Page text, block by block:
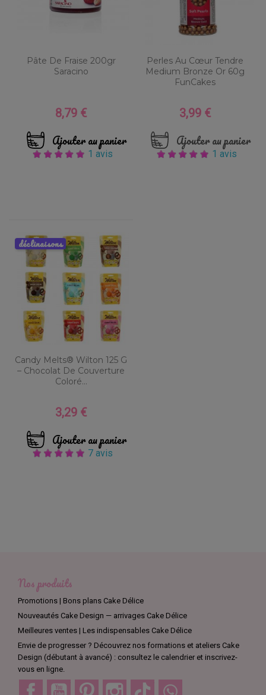
Pâte De Fraise 200gr
Saracino
Prix
8,79 €
Ajouter au panier
1 avis
Perles Au Cœur Tendre
Medium Bronze Or 60g
FunCakes
Prix
3,99 €
Ajouter au panier
1 avis
Candy Melts® Wilton 125 G
– Chocolat De Couverture
Coloré...
Prix
3,29 €
Ajouter au panier
7 avis
déclinaisons
Nos produits
Promotions | Bons plans Cake Délice
Nouveautés Cake Design — arrivages Cake Délice
Meilleures ventes | Les indispensables Cake Délice
Envie de progresser ? Découvrez nos formations et ateliers Cake
Design (débutant à avancé) : consultez le calendrier et inscrivez-
vous en ligne.
Facebook YouTube Pinterest Instagram TikTok